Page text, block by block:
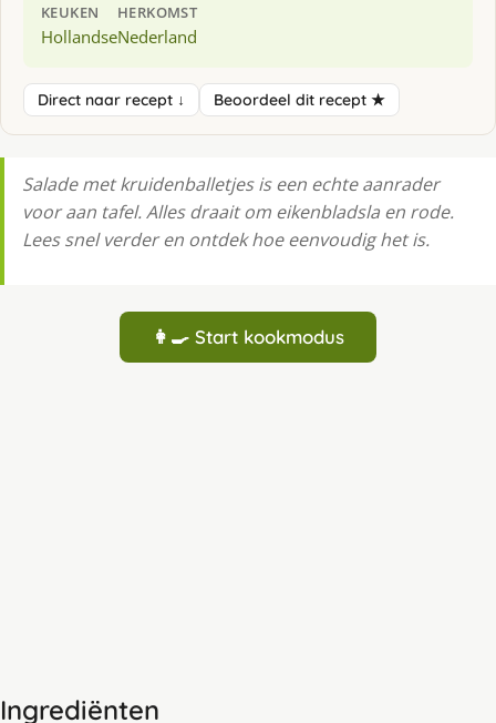
KEUKEN
Hollandse
HERKOMST
Nederland
Direct naar recept ↓ Beoordeel dit recept ★
Salade met kruidenballetjes is een echte aanrader
voor aan tafel. Alles draait om eikenbladsla en rode.
Lees snel verder en ontdek hoe eenvoudig het is.
👩‍🍳 Start kookmodus
Ingrediënten